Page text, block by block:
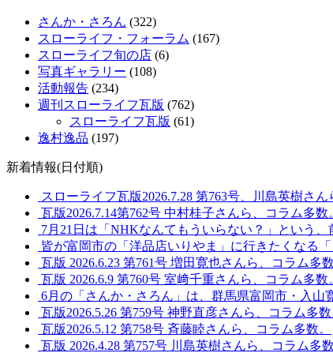
さんか・さろん (322)
スローライフ・フォーラム (167)
スローライフ旬の店 (6)
写真ギャラリー (108)
活動報告 (234)
週刊スローライフ瓦版 (762)
スローライフ瓦版 (61)
逸村逸品 (197)
新着情報(日付順)
スローライフ瓦版2026.7.28 第763号、川島英樹さん
瓦版2026.7.14第762号 中村桂子さんら、コラム多数
7月21日は「NHKなんてもういらない？」という、
皆が富岡市の「洋品店いりやま」に行きたくなる「
瓦版 2026.6.23 第761号 増田寛也さんら、コラム多数
瓦版 2026.6.9 第760号 室﨑千重さんら、コラム多数
6月の「さんか・さろん」は、群馬県富岡市・入山
瓦版2026.5.26 第759号 神野直彦さんら、コラム多数
瓦版2026.5.12 第758号 斉藤睦さんら、コラム多数。
瓦版 2026.4.28 第757号 川島英樹さんら、コラム多数